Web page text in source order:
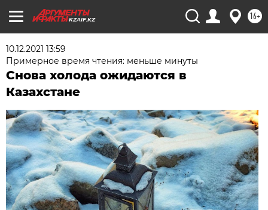
KZAIF.KZ 16+
10.12.2021 13:59
Примерное время чтения: меньше минуты
Снова холода ожидаются в
Казахстане